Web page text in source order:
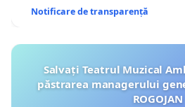
Notificare de transparență
Salvați Teatrul Muzical
păstrarea managerului
ROGOJAN